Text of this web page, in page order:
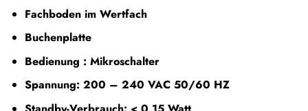
Fachboden im Wertfach
Buchenplatte
Bedienung : Mikroschalter
Spannung: 200 – 240 VAC 50/60 HZ